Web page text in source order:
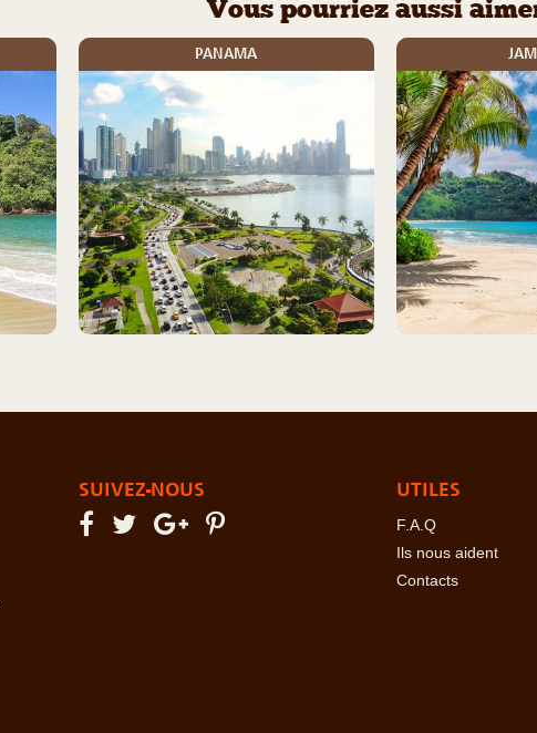
Vous pourriez aussi
PANAMA
SUIVEZ-NOUS UTILES
F.A.Q
Ils nous aident
Contacts